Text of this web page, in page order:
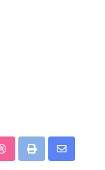
StumbleUpon
Print
Share